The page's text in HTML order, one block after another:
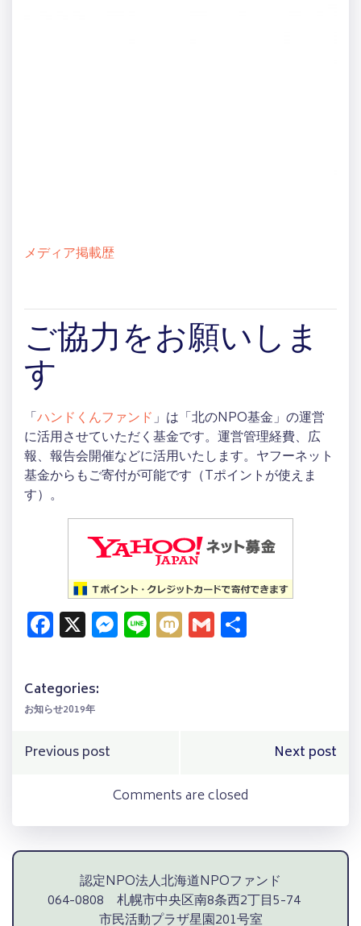
メディア掲載歴
ご協力をお願いしま
す
「ハンドくんファンド」は「北のNPO基金」の運営
に活用させていただく基金です。運営管理経費、広
報、報告会開催などに活用いたします。ヤフーネット
基金からもご寄付が可能です（Tポイントが使えま
す）。
Facebook
X Messenger
LineMixiGmail
Categories:
お知らせ2019年
Post
navigation
Previous post
navigation
Next post
Comments are closed
認定NPO法人北海道NPOファンド
064-0808 札幌市中央区南8条西2丁目5-74
市民活動プラザ星園201号室